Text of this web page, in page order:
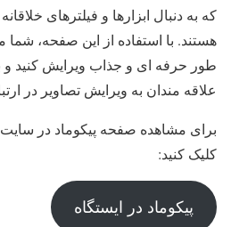
که به دنبال ابزارها و فیلترهای
هستند. با استفاده از این صفحه، شما
طور حرفه ای و جذاب ویرایش کنید و
علاقه مندان به ویرایش تصاویر در
برای مشاهده صفحه پیکوماد در سایت
کلیک کنید:
پیکوماد در ایستگاه